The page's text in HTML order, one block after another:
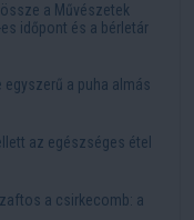
a Művészetek
időpont és a bérletár
a puha almás
az egészséges étel
a csirkecomb: a